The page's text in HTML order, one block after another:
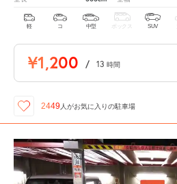
軽 コ 中型 ボックス SUV
¥1,200 / 13 時間
2449 人がお気に入りの駐車場